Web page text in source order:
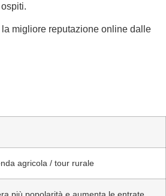
migliore reputazione online dalle
agricola / tour rurale
più popolarità e aumenta le entrate